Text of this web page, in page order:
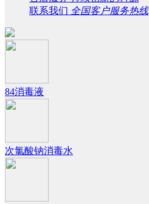
联系我们 全国客户服务热线
84消毒液
次氯酸钠消毒水